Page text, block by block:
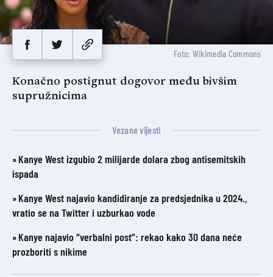
Foto: Wikimedia Commons
Konačno postignut dogovor među bivšim
supružnicima
Vezane vijesti
Kanye West izgubio 2 milijarde dolara zbog antisemitskih
ispada
Kanye West najavio kandidiranje za predsjednika u 2024.,
vratio se na Twitter i uzburkao vode
Kanye najavio “verbalni post”: rekao kako 30 dana neće
prozboriti s nikime